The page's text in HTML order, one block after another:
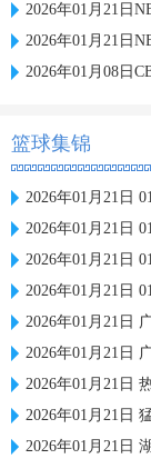
2026年01月21日
2026年01月21日
2026年01月08日
篮球集锦
2026年01月21日 01
2026年01月21日 01
2026年01月21日 01
2026年01月21日 01
2026年01月21日 广
2026年01月21日
2026年01月21日 热
2026年01月21日 猛
2026年01月21日 湖人